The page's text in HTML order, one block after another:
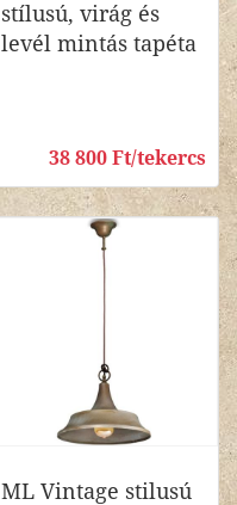
stílusú, virág és
levél mintás tapéta
38 800 Ft/tekercs
ML Vintage stilusú